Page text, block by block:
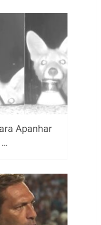
Apanhar